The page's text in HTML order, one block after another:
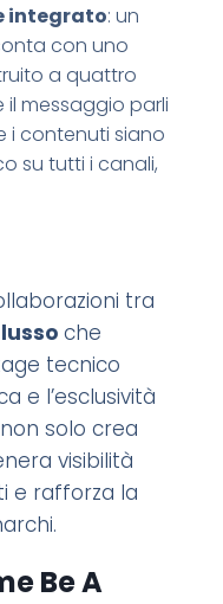
integrato: un
con uno
a quattro
messaggio parli
i contenuti siano
su tutti i canali,
tra
che
tecnico
e l’esclusività
solo crea
visibilità
e rafforza la
Be A